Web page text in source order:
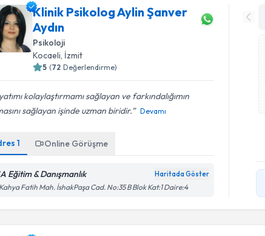
Klinik Psikolog Aylin Şanver
Aydın
Psikoloji
Kocaeli , İzmit
5 (72 Değerlendirme)
kolaylaştırmamı sağlayan ve farkındalığımın
sağlayan işinde uzman biridir.
Devamı
1 Online Görüşme
Eğitim & Danışmanlık Haritada Göster
Fatih Mah. İshakPaşa Cad. No:35 B Blok Kat:1 Daire:4